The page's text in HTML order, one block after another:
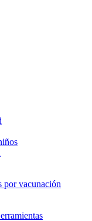
por vacunación